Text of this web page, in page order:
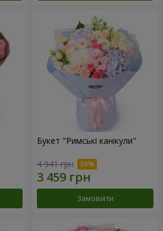
Букет "Римські канікули"
4 941 грн
Замовити